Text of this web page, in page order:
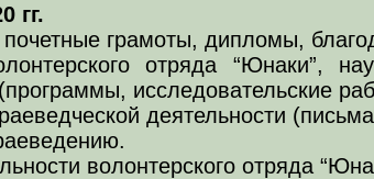
гг.
грамоты, дипломы,
отряда “Юнаки”,
исследовательские
деятельности
волонтерского отряда